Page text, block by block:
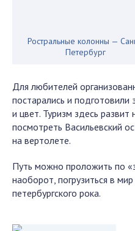
Ростральные колонны —
Петербург
Для любителей
постарались и подготовили
и цвет. Туризм здесь
посмотреть Васильевский
на вертолете.
Путь можно проложить по
наоборот, погрузиться в
петербургского рока.